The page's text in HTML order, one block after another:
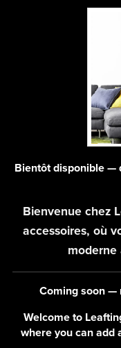
Bientôt disponible —
Bienvenue chez
accessoires, où
Coming soon —
Welcome to
where you can add